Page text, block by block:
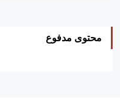
محتوى مدفوع